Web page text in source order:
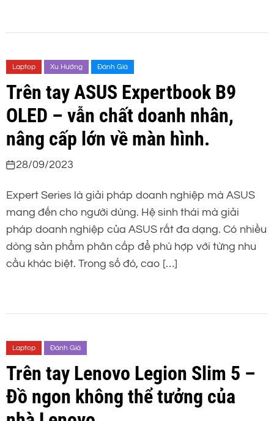
Laptop Xu Hướng Đánh Giá
Trên tay ASUS Expertbook B9
OLED – vẫn chất doanh nhân,
nâng cấp lớn về màn hình.
28/09/2023
Expert Series là giải pháp doanh nghiệp mà ASUS
mang đến cho người dùng. Hệ sinh thái mà giải
pháp doanh nghiệp của ASUS rất đa dạng. Có nhiều
dòng sản phẩm phân cấp để phù hợp với từng nhu
cầu khác biệt. Trong số đó, cao […]
Laptop Đánh Giá
Trên tay Lenovo Legion Slim 5 –
Đồ ngon không thể tưởng của